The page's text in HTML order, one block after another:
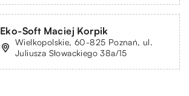
Eko-Soft Maciej Korpik
Wielkopolskie, 60-825 Poznań, ul.
Juliusza Słowackiego 38a/15